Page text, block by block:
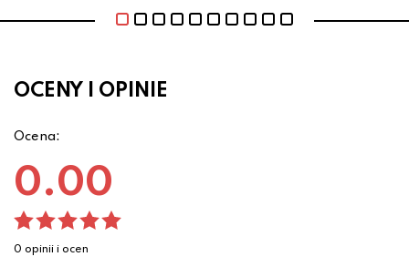
OCENY I OPINIE
Ocena:
0.00
0 opinii i ocen